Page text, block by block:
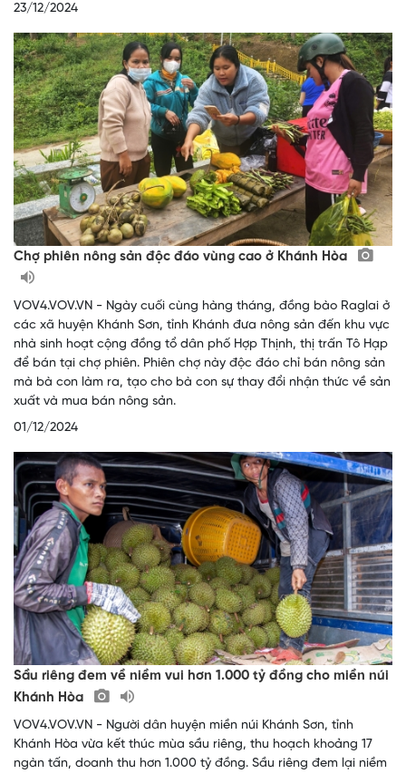
23/12/2024
Chợ phiên nông sản độc đáo vùng cao ở Khánh Hòa
VOV4.VOV.VN - Ngày cuối cùng hàng tháng, đồng bào Raglai ở
các xã huyện Khánh Sơn, tỉnh Khánh đưa nông sản đến khu vực
nhà sinh hoạt cộng đồng tổ dân phố Hợp Thịnh, thị trấn Tô Hạp
để bán tại chợ phiên. Phiên chợ này độc đáo chỉ bán nông sản
mà bà con làm ra, tạo cho bà con sự thay đổi nhận thức về sản
xuất và mua bán nông sản.
01/12/2024
Sầu riêng đem về niềm vui hơn 1.000 tỷ đồng cho miền núi
Khánh Hòa
VOV4.VOV.VN - Người dân huyện miền núi Khánh Sơn, tỉnh
Khánh Hòa vừa kết thúc mùa sầu riêng, thu hoạch khoảng 17
ngàn tấn, doanh thu hơn 1.000 tỷ đồng. Sầu riêng đem lại niềm